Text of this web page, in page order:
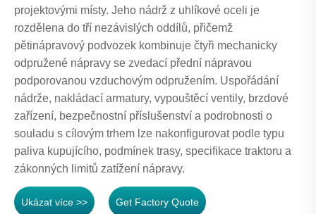
projektovými místy. Jeho nádrž z uhlíkové oceli je
rozdělena do tří nezávislých oddílů, přičemž
pětinápravový podvozek kombinuje čtyři mechanicky
odpružené nápravy se zvedací přední nápravou
podporovanou vzduchovým odpružením. Uspořádání
nádrže, nakládací armatury, vypouštěcí ventily, brzdové
zařízení, bezpečnostní příslušenství a podrobnosti o
souladu s cílovým trhem lze nakonfigurovat podle typu
paliva kupujícího, podmínek trasy, specifikace traktoru a
zákonných limitů zatížení nápravy.
Ukázat více >> Get Factory Quote